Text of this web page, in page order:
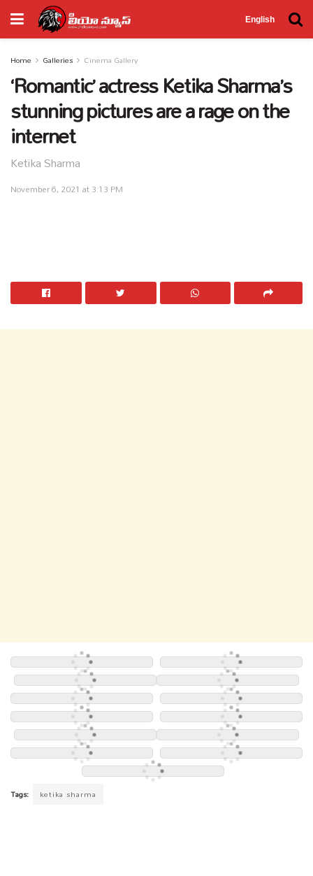
English
Home Galleries Cinema Gallery
‘Romantic’ actress Ketika Sharma’s
stunning pictures are a rage on the
internet
Ketika Sharma
November 6, 2021 at 3:13 PM
Tags: ketika sharma